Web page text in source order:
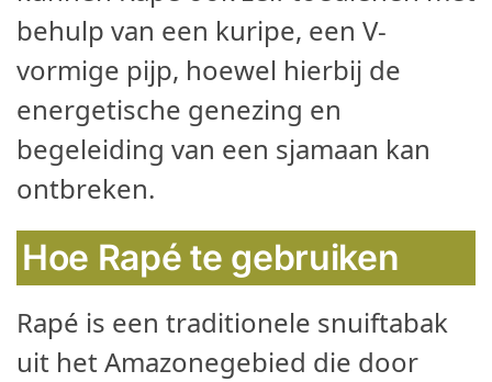
behulp van een kuripe, een V-
vormige pijp, hoewel hierbij de
energetische genezing en
begeleiding van een sjamaan kan
ontbreken.
Hoe Rapé te gebruiken
Rapé is een traditionele snuiftabak
uit het Amazonegebied die door